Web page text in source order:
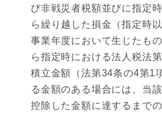
び非戦災者税額並びに指定
ら繰り越した損金（指定時
事業年度において生じたも
ら指定時における法人税法
積立金額（法第34条の4第1
る金額のある場合には、当
控除した金額に達するまで